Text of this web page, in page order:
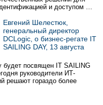
и доступом …
Евгений Шелестюк,
генеральный директор
DCLogic, о бизнес-регате IT
SAILING DAY, 13 августа
будет посвящен IT SAILING
руководители ИТ-
решают гораздо более